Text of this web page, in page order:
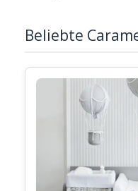
Beliebte